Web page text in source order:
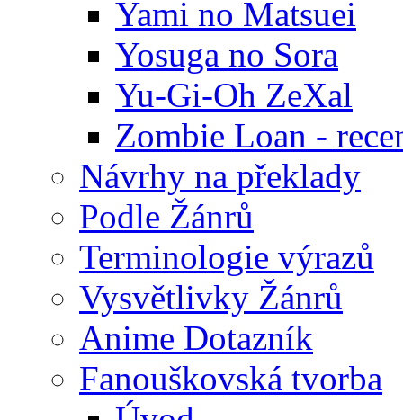
Yami no Matsuei
Yosuga no Sora
Yu-Gi-Oh ZeXal
Zombie Loan -
Návrhy na překlady
Podle Žánrů
Terminologie výrazů
Vysvětlivky Žánrů
Anime Dotazník
Fanouškovská tvorba